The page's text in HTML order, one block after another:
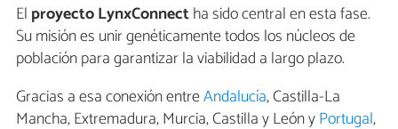
El proyecto LynxConnectha sido central en esta fase.
Su misión es unir genéticamente todos los núcleos de
población para garantizar la viabilidad a largo plazo.
Gracias a esa conexión entreAndalucía, Castilla-La
Mancha, Extremadura, Murcia, Castilla y León yPortugal,